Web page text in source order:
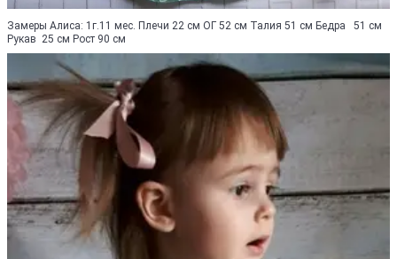
Замеры Алиса: 1г.11 мес. Плечи 22 см ОГ 52 см Талия 51 см Бедра 51 см
Рукав 25 см Рост 90 см